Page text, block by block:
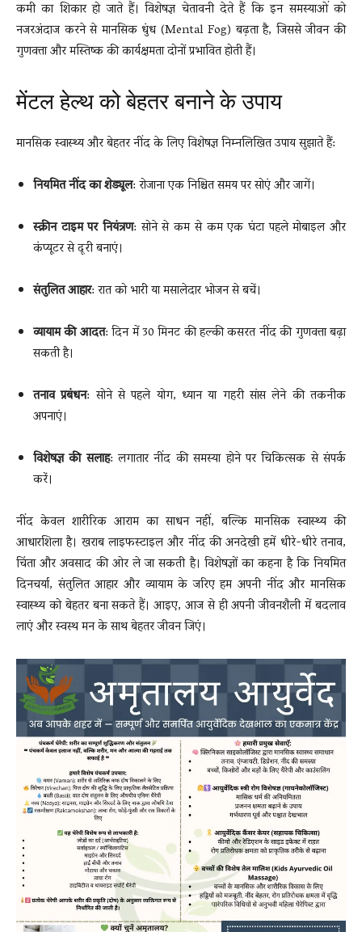
कमी का शिकार हो जाते हैं। विशेषज्ञ चेतावनी देते हैं कि इन समस्याओं को
नजरअंदाज करने से मानसिक धुंध (Mental Fog) बढ़ता है, जिससे जीवन की
गुणवत्ता और मस्तिष्क की कार्यक्षमता दोनों प्रभावित होती हैं।
मेंटल हेल्थ को बेहतर बनाने के उपाय
मानसिक स्वास्थ्य और बेहतर नींद के लिए विशेषज्ञ निम्नलिखित उपाय सुझाते हैं:
नियमित नींद का शेड्यूल: रोजाना एक निश्चित समय पर सोएं और जागें।
स्क्रीन टाइम पर नियंत्रण: सोने से कम से कम एक घंटा पहले मोबाइल और
कंप्यूटर से दूरी बनाएं।
संतुलित आहार: रात को भारी या मसालेदार भोजन से बचें।
व्यायाम की आदत: दिन में 30 मिनट की हल्की कसरत नींद की गुणवत्ता बढ़ा
सकती है।
तनाव प्रबंधन: सोने से पहले योग, ध्यान या गहरी सांस लेने की तकनीक
अपनाएं।
विशेषज्ञ की सलाह: लगातार नींद की समस्या होने पर चिकित्सक से संपर्क
करें।
नींद केवल शारीरिक आराम का साधन नहीं, बल्कि मानसिक स्वास्थ्य की
आधारशिला है। खराब लाइफस्टाइल और नींद की अनदेखी हमें धीरे-धीरे तनाव,
चिंता और अवसाद की ओर ले जा सकती है। विशेषज्ञों का कहना है कि नियमित
दिनचर्या, संतुलित आहार और व्यायाम के जरिए हम अपनी नींद और मानसिक
स्वास्थ्य को बेहतर बना सकते हैं। आइए, आज से ही अपनी जीवनशैली में बदलाव
लाएं और स्वस्थ मन के साथ बेहतर जीवन जिएं।